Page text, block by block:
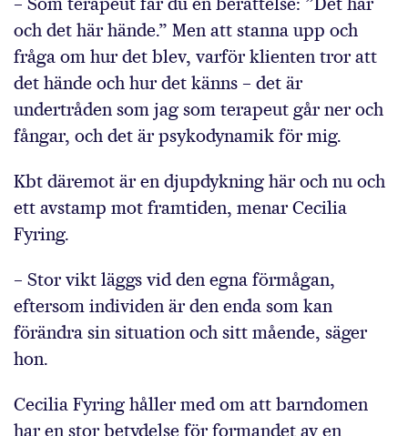
och det här hände.” Men att stanna upp och
fråga om hur det blev, varför klienten tror att
det hände och hur det känns – det är
undertråden som jag som terapeut går ner och
fångar, och det är psykodynamik för mig.
Kbt däremot är en djupdykning här och nu och
ett avstamp mot framtiden, menar Cecilia
Fyring.
– Stor vikt läggs vid den egna förmågan,
eftersom individen är den enda som kan
förändra sin situation och sitt mående, säger
hon.
Cecilia Fyring håller med om att barndomen
har en stor betydelse för formandet av en